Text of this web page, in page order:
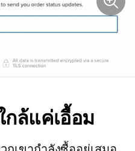
กล้แค่เอื้อม